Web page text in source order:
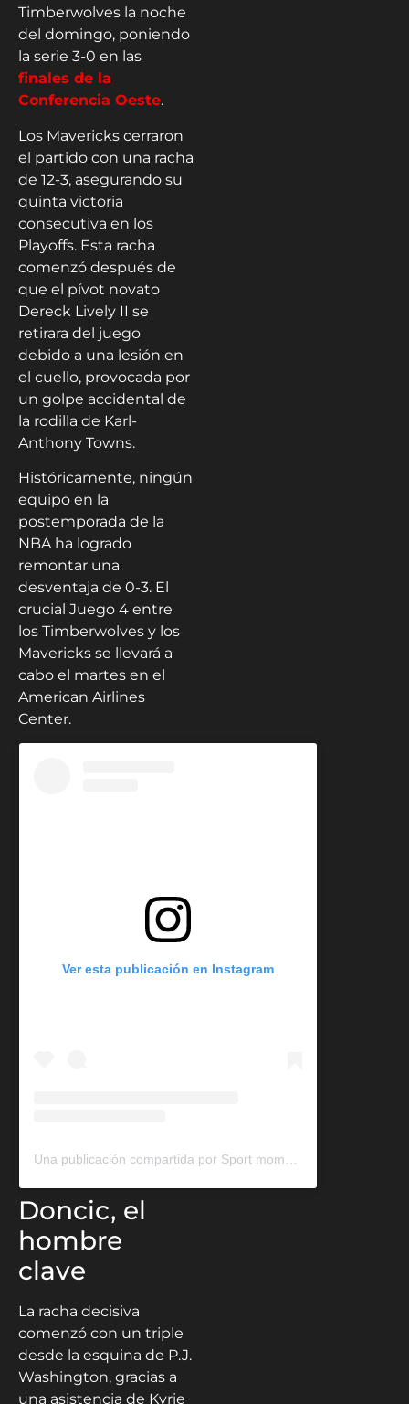
Timberwolves la noche
del domingo, poniendo
la serie 3-0 en las
finales de la
Conferencia Oeste.
Los Mavericks cerraron
el partido con una racha
de 12-3, asegurando su
quinta victoria
consecutiva en los
Playoffs. Esta racha
comenzó después de
que el pívot novato
Dereck Lively II se
retirara del juego
debido a una lesión en
el cuello, provocada por
un golpe accidental de
la rodilla de Karl-
Anthony Towns.
Históricamente, ningún
equipo en la
postemporada de la
NBA ha logrado
remontar una
desventaja de 0-3. El
crucial Juego 4 entre
los Timberwolves y los
Mavericks se llevará a
cabo el martes en el
American Airlines
Center.
Ver esta publicación en Instagram
Doncic, el
hombre
clave
La racha decisiva
comenzó con un triple
desde la esquina de P.J.
Washington, gracias a
una asistencia de Kyrie